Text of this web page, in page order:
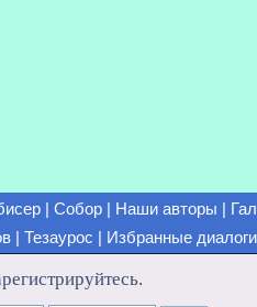
| Собор| Наши авторы
Тезаурос Избранные диалоги
.